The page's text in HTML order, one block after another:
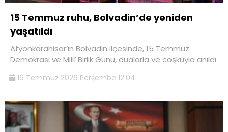
15 Temmuz ruhu, Bolvadin’de yeniden
yaşatıldı
Afyonkarahisar’ın Bolvadin ilçesinde, 15 Temmuz
Demokrasi ve Millî Birlik Günü, dualarla ve coşkuyla anıldı.
16 Temmuz 2026 Perşembe 12:04